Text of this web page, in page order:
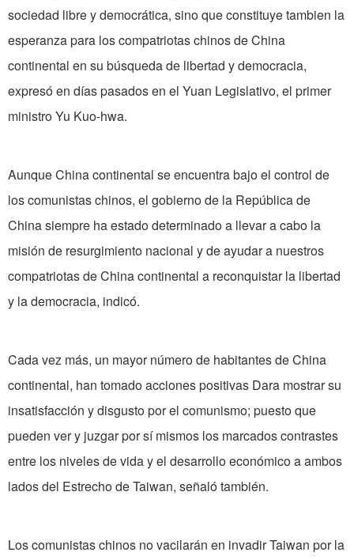
sociedad libre y democrática, sino que constituye tambien la
esperanza para los compatriotas chinos de China
continental en su búsqueda de libertad y democracia,
expresó en días pasados en el Yuan Legislativo, el primer
ministro Yu Kuo-hwa.
Aunque China continental se encuentra bajo el control de
los comunistas chinos, el gobierno de la República de
China siempre ha estado determinado a llevar a cabo la
misión de resurgimiento nacional y de ayudar a nuestros
compatriotas de China continental a reconquistar la libertad
y la democracia, indicó.
Cada vez más, un mayor número de habitantes de China
continental, han tomado acciones positivas Dara mostrar su
insatisfacción y disgusto por el comunismo; puesto que
pueden ver y juzgar por sí mismos los marcados contrastes
entre los niveles de vida y el desarrollo económico a ambos
lados del Estrecho de Taiwan, señaló también.
Los comunistas chinos no vacilarán en invadir Taiwan por la